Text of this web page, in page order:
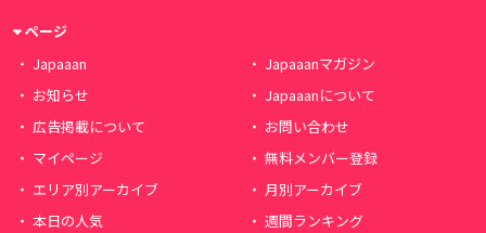
ページ
Japaaan
Japaaanマガジン
お知らせ
Japaaanについて
広告掲載について
お問い合わせ
マイページ
無料メンバー登録
エリア別アーカイブ
月別アーカイブ
本日の人気
週間ランキング